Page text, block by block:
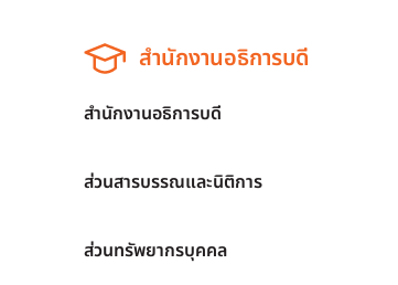
สำนักงานอธิการบดี
สำนักงานอธิการบดี
ส่วนสารบรรณและนิติการ
ส่วนทรัพยากรบุคคล